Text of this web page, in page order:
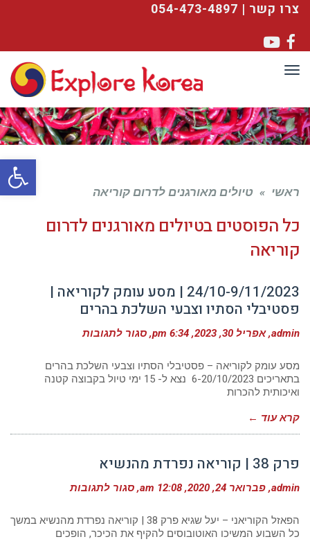
פתח
צרו קשר | 054-473-4897
Facebook
YouTube
תפריט
ראשי » טיולים מאורגנים לדרום קוריאה
כל הפוסטים בטיולים מאורגנים לדרום
קוריאה
24/10-9/11/2023 | מסע עומק לקוריאה |
פסטיבלי הסתיו וצבעי השלכת בהרים
admin אפריל 30, 2023 6:34 pm סגור לתגובותעל
|
מסע
עומק
וצבעי
מסע עומק לקוריאה – פסטיבלי הסתיו וצבעי השלכת בהרים
בתאריכים 6-20/10/2023 נצא ל- 15 ימי טיול בקבוצה קטנה
ואיכותית להכרות
קרא עוד ←
פרק 38 | קוריאה נפרדת מהנשיא
admin פברואר 24, 2020 12:08 am סגור לתגובותעל
|
קוריאה
נפרדת
הפאזל הקוריאני – יעל שגיא פרק 38 | קוריאה נפרדת מהנשיא במשך
כל השבוע המשיכו האוטובוסים להקיף את הכיכר, הופכים